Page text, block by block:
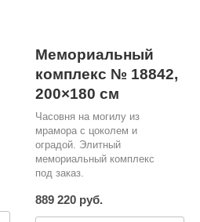
Мемориальный
комплекс № 18842,
200×180 см
Часовня на могилу из
мрамора с цоколем и
оградой. Элитный
мемориальный комплекс
под заказ.
889 220 руб.